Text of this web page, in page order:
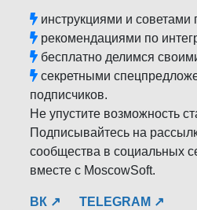
инструкциями и советами
рекомендациями по
бесплатно делимся
секретными
подписчиков.
Не упустите возможность
Подписывайтесь на
сообщества в социальных
вместе с MoscowSoft.
ВК ↗ TELEGRAM ↗